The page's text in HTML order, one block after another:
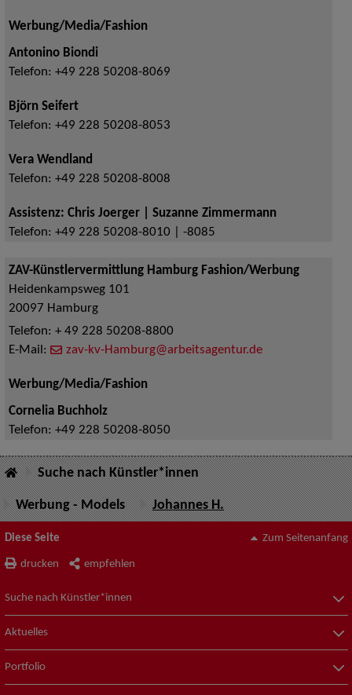
Werbung/Media/Fashion
Antonino Biondi
Telefon: +49 228 50208-8069
Björn Seifert
Telefon: +49 228 50208-8053
Vera Wendland
Telefon: +49 228 50208-8008
Assistenz: Chris Joerger | Suzanne Zimmermann
Telefon: +49 228 50208-8010 | -8085
ZAV-Künstlervermittlung Hamburg Fashion/Werbung
Heidenkampsweg 101
20097 Hamburg
Telefon: + 49 228 50208-8800
E-Mail:
zav-kv-Hamburg@arbeitsagentur.de
Werbung/Media/Fashion
Cornelia Buchholz
Telefon: +49 228 50208-8050
Suche nach Künstler*innen
Werbung - Models Johannes H.
Diese Seite
drucken empfehlen
Zum Seitenanfang
Suche nach Künstler*innen
Aktuelles
Portfolio